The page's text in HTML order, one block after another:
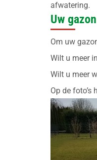
afwatering.
Uw
Om uw
Wilt u meer
Wilt u meer
Op de